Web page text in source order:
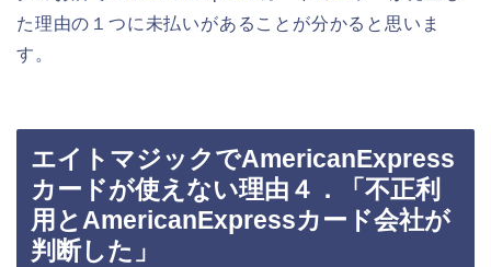
た理由の１つに未払いがあることが分かると思いま
す。
エイトマジックでAmericanExpress
カードが使えない理由４．「不正利
用とAmericanExpressカード会社が
判断した」